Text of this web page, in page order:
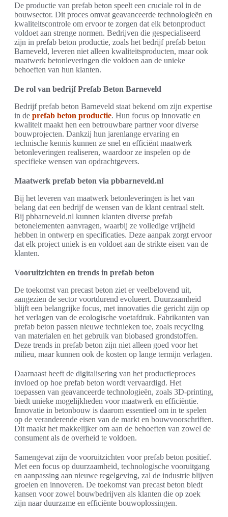
De productie van prefab beton speelt een cruciale rol in de
bouwsector. Dit proces omvat geavanceerde technologieën en
kwaliteitscontrole om ervoor te zorgen dat elk betonproduct
voldoet aan strenge normen. Bedrijven die gespecialiseerd
zijn in prefab beton productie, zoals het bedrijf prefab beton
Barneveld, leveren niet alleen kwaliteitsproducten, maar ook
maatwerk betonleveringen die voldoen aan de unieke
behoeften van hun klanten.
De rol van bedrijf Prefab Beton Barneveld
Bedrijf prefab beton Barneveld staat bekend om zijn expertise
in de prefab beton productie. Hun focus op innovatie en
kwaliteit maakt hen een betrouwbare partner voor diverse
bouwprojecten. Dankzij hun jarenlange ervaring en
technische kennis kunnen ze snel en efficiënt maatwerk
betonleveringen realiseren, waardoor ze inspelen op de
specifieke wensen van opdrachtgevers.
Maatwerk prefab beton via pbbarneveld.nl
Bij het leveren van maatwerk betonleveringen is het van
belang dat een bedrijf de wensen van de klant centraal stelt.
Bij pbbarneveld.nl kunnen klanten diverse prefab
betonelementen aanvragen, waarbij ze volledige vrijheid
hebben in ontwerp en specificaties. Deze aanpak zorgt ervoor
dat elk project uniek is en voldoet aan de strikte eisen van de
klanten.
Vooruitzichten en trends in prefab beton
De toekomst van precast beton ziet er veelbelovend uit,
aangezien de sector voortdurend evolueert. Duurzaamheid
blijft een belangrijke focus, met innovaties die gericht zijn op
het verlagen van de ecologische voetafdruk. Fabrikanten van
prefab beton passen nieuwe technieken toe, zoals recycling
van materialen en het gebruik van biobased grondstoffen.
Deze trends in prefab beton zijn niet alleen goed voor het
milieu, maar kunnen ook de kosten op lange termijn verlagen.
Daarnaast heeft de digitalisering van het productieproces
invloed op hoe prefab beton wordt vervaardigd. Het
toepassen van geavanceerde technologieën, zoals 3D-printing,
biedt unieke mogelijkheden voor maatwerk en efficiëntie.
Innovatie in betonbouw is daarom essentieel om in te spelen
op de veranderende eisen van de markt en bouwvoorschriften.
Dit maakt het makkelijker om aan de behoeften van zowel de
consument als de overheid te voldoen.
Samengevat zijn de vooruitzichten voor prefab beton positief.
Met een focus op duurzaamheid, technologische vooruitgang
en aanpassing aan nieuwe regelgeving, zal de industrie blijven
groeien en innoveren. De toekomst van precast beton biedt
kansen voor zowel bouwbedrijven als klanten die op zoek
zijn naar duurzame en efficiënte bouwoplossingen.